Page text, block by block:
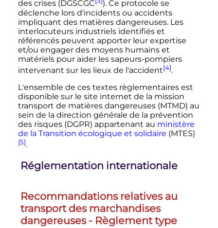
des crises (DGSCGC
). Ce protocole se
déclenche lors d'incidents ou accidents
impliquant des matières dangereuses. Les
interlocuteurs industriels identifiés et
référencés peuvent apporter leur expertise
et/ou engager des moyens humains et
matériels pour aider les sapeurs-pompiers
intervenant sur les lieux de l'accident[4].
L'ensemble de ces textes règlementaires est
disponible sur le site internet de la mission
transport de matières dangereuses (MTMD) au
sein de la direction générale de la prévention
des risques (DGPR) appartenant au ministère
de la Transition écologique et solidaire (MTES)
[5].
Réglementation internationale
Recommandations relatives au
transport des marchandises
dangereuses - Règlement type